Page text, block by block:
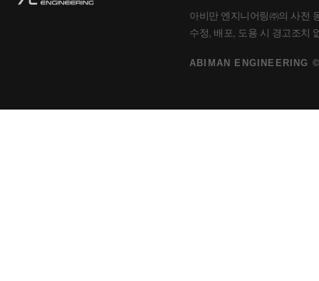
아비만 엔지니어링㈜의 사전
수정, 배포, 도용 시 경고조치
ABIMAN ENGINEERING